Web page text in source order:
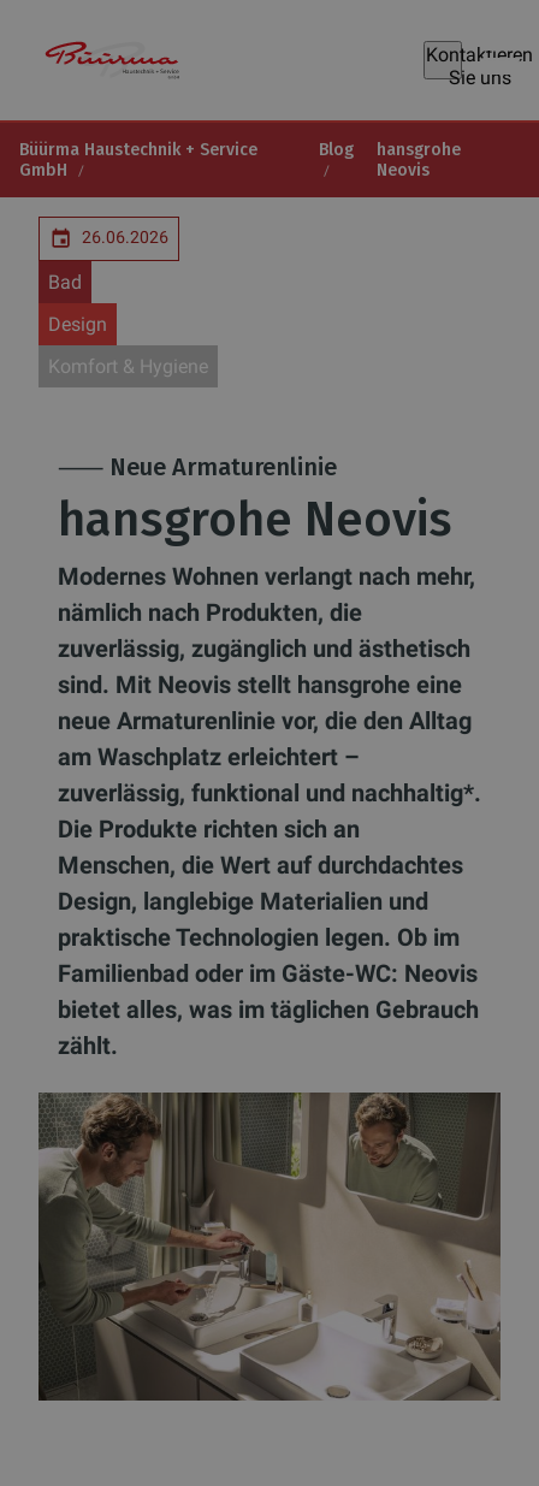
Kontaktieren
Sie uns
Büürma Haustechnik + Service
GmbH
Blog
hansgrohe
Neovis
26.06.2026
Bad
Design
Komfort & Hygiene
⸺ Neue Armaturenlinie
hansgrohe Neovis
Modernes Wohnen verlangt nach mehr,
nämlich nach Produkten, die
zuverlässig, zugänglich und ästhetisch
sind. Mit Neovis stellt hansgrohe eine
neue Armaturenlinie vor, die den Alltag
am Waschplatz erleichtert –
zuverlässig, funktional und nachhaltig*.
Die Produkte richten sich an
Menschen, die Wert auf durchdachtes
Design, langlebige Materialien und
praktische Technologien legen. Ob im
Familienbad oder im Gäste-WC: Neovis
bietet alles, was im täglichen Gebrauch
zählt.